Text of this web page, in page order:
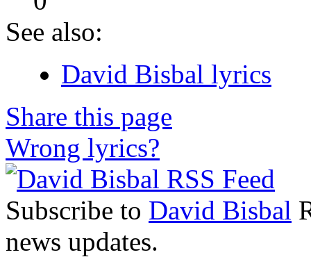
See also:
David Bisbal lyrics
Share this page
Wrong lyrics?
Subscribe to David Bisbal
news updates.